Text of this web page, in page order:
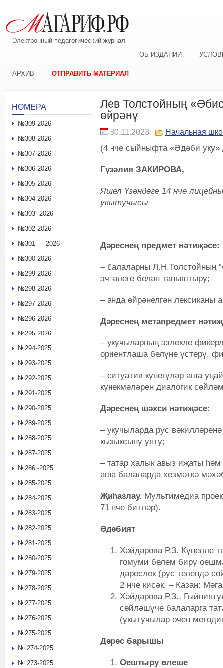
Электронный педагогический журнал
ОБ ИЗДАНИИ
АРХИВ ОТПРАВИТЬ МАТЕРИАЛ
Лев Толстойның
өйрәнү
30.11.2023 Начальная
(4 нче сыйныфта «Әдәби уку»
Гүзәлия ЗАКИРОВА,
Яшел Үзәндәге 14 нче
укытучысы
Дәреснең предмет нәтиҗәсе:
– балаларны Л.Н.Толстойның
эчтәлеге белән таныштыру;
– анда өйрәнелгән лексиканы
Дәреснең метапредмет
– укучыларның эзлекле
ориентлаша белүне үстерү,
– ситуатив күнегүләр аша
күнекмәләрен диалогик
Дәреснең шәхси нәтиҗәсе:
– укучыларда рус
кызыксыну уяту;
– татар халык авыз иҗаты
аша балаларда хезмәткә
Җиһазлау. Мультимедиа
71 нче битләр).
Әдәбият
Хәйдәрова Р.З. Күңелле
гомуми белем бирү
дәреслек (рус телендә
2 нче кисәк. – Казан:
Хәйдәрова Р.З.,
сөйләшүче балаларга
(укытучылар өчен
Дәрес барышы
Оештыру өлеше
НОМЕРА
№309-2026
№308-2026
№307-2026
№306-2026
№305-2026
№304-2026
№303 -2026
№302-2026
№301 — 2026
№300-2026
№299-2026
№298-2026
№297-2026
№296-2026
№295-2026
№294-2025
№293-2025
№292-2025
№291-2025
№290-2025
№289-2025
№288-2025
№287-2025
№286 -2025
№285-2025
№284-2025
№283-2025
№282-2025
№281-2025
№280-2025
№279-2025
№278-2025
№277-2025
№276-2025
№275-2025
№ 274-2025
№ 273-2025